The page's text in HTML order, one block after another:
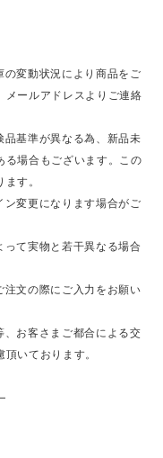
変動状況により商品をご
メールアドレスよりご連絡
基準が異なる為、新品未
る場合もございます。この
す。
変更になります場合がご
て実物と若干異なる場合
文の際にご入力をお願い
お客さまご都合による交
いております。